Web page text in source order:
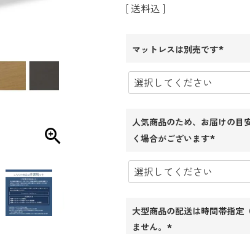
送料込
マットレスは別売です
人気商品のため、お届けの目
く場合がございます
須)
大型商品の配送は時間帯指定
ません。